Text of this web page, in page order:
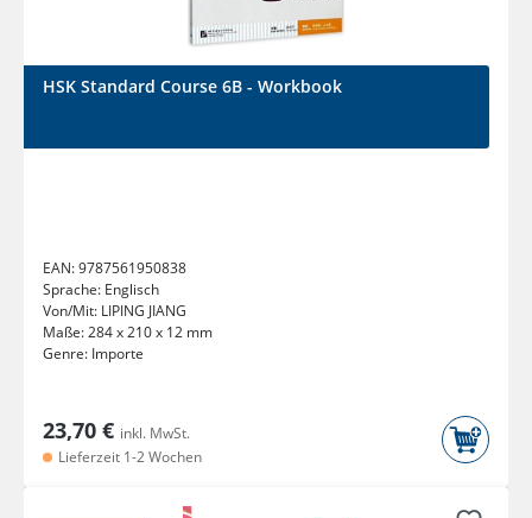
HSK Standard Course 6B - Workbook
EAN:9787561950838
Sprache: Englisch
Von/Mit: LIPING JIANG
Maße:284 x 210 x 12 mm
Genre: Importe
23,70 € inkl. MwSt.
Lieferzeit 1-2 Wochen